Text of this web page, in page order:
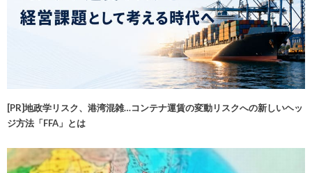
[PR]地政学リスク、港湾混雑…コンテナ運賃の変動リスクへの新しいヘッ
ジ方法「FFA」とは